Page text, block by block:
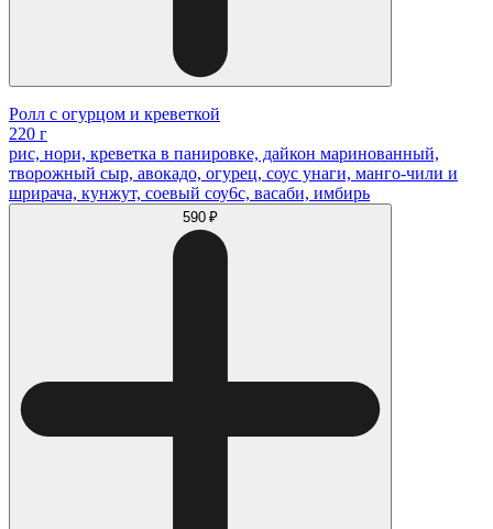
Ролл с огурцом и креветкой
220 г
рис, нори, креветка в панировке, дайкон маринованный,
творожный сыр, авокадо, огурец, соус унаги, манго-чили и
шрирача, кунжут, соевый соу6с, васаби, имбирь
590 ₽